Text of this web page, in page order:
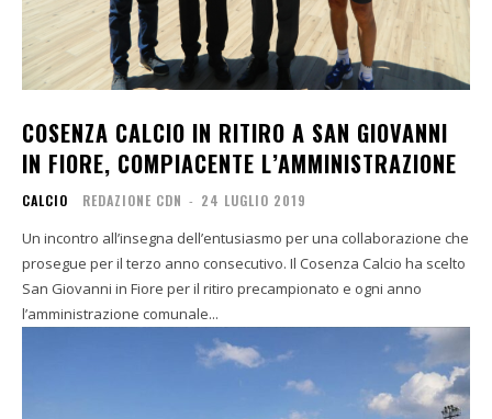
COSENZA CALCIO IN RITIRO A SAN GIOVANNI
IN FIORE, COMPIACENTE L’AMMINISTRAZIONE
CALCIO REDAZIONE CDN - 24 LUGLIO 2019
Un incontro all’insegna dell’entusiasmo per una collaborazione che
prosegue per il terzo anno consecutivo. Il Cosenza Calcio ha scelto
San Giovanni in Fiore per il ritiro precampionato e ogni anno
l’amministrazione comunale...